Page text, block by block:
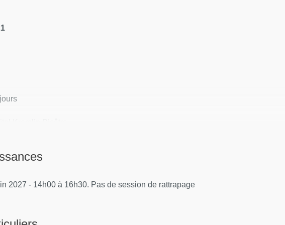
2026 ) : Infections bactériennes chez l’adulte - vaccins
: Infections bactériennes chez l’adulte - vaccins
2027 - 14h00 à 16h30. Pas de session de rattrapage